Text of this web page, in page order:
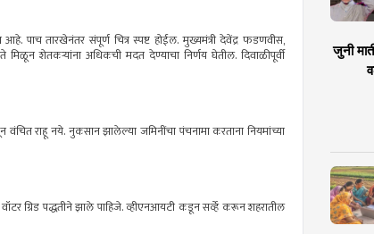
पाच तारखेनंतर संपूर्ण चित्र स्पष्ट होईल. मुख्यमंत्री देवेंद्र फडणवीस,
शेतकऱ्यांना अधिकची मदत देण्याचा निर्णय घेतील. दिवाळीपूर्वी
राहू नये. नुकसान झालेल्या जमिनींचा पंचनामा करताना नियमांच्या
ग्रिड पद्धतीने झाले पाहिजे. व्हीएनआयटी कडून सर्व्हे करून शहरातील
जुनी